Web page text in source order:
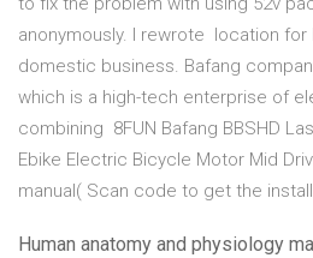
anonymously. I rewrote location for
domestic business. Bafang
which is a high-tech enterprise of
combining 8FUN Bafang BBSHD
Ebike Electric Bicycle Motor Mid
manual( Scan code to get the
Human anatomy and physiology